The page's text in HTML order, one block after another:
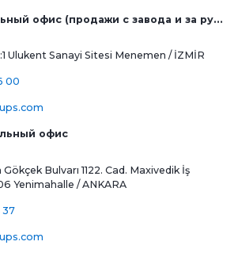
ИЗМИР - региональный офис (продажи с завода и за рубеж)
Ulukent Sanayi Sitesi Menemen / İZMİR
00
офис
Bulvarı 1122. Cad. Maxivedik İş
Yenimahalle / ANKARA
37